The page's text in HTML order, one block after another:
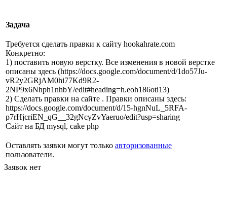
Задача
Требуется сделать правки к сайту hookahrate.com
Конкретно:
1) поставить новую верстку. Все изменения в новой верстке
описаны здесь (https://docs.google.com/document/d/1do57Ju-
vR2y2GRjAM0hi77Kd9R2-
2NP9x6Nhph1nhbY/edit#heading=h.eoh186oti13)
2) Сделать правки на сайте . Правки описаны здесь:
https://docs.google.com/document/d/15-hgnNuL_5RFA-
p7rHjcriEN_qG__32gNcyZvYaeruo/edit?usp=sharing
Сайт на БД mysql, cake php
Оставлять заявки могут только авторизованные
пользователи.
Заявок нет